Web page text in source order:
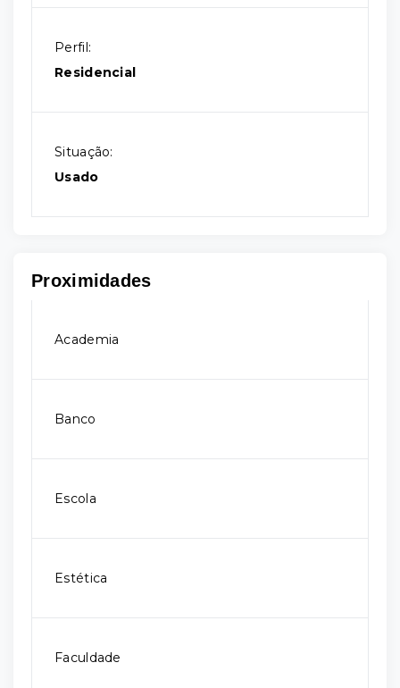
Perfil:
Residencial
Situação:
Usado
Proximidades
Academia
Banco
Escola
Estética
Faculdade